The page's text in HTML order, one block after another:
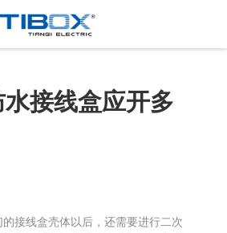
接线盒应开多
接线盒壳体以后，还需要进行二次